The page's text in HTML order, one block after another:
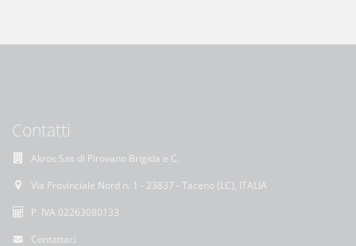
Contatti
Akros Sas di Pirovano Brigida e C.
Via Provinciale Nord n. 1 - 23837 - Taceno (LC), ITALIA
P. IVA 02263080133
Contattaci